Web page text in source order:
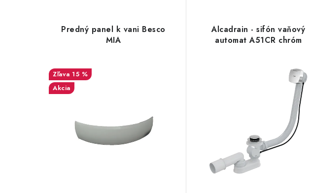
Predný panel k vani Besco
MIA
15 %
Akcia
Alcadrain - sifón vaňový
automat A51CR chróm